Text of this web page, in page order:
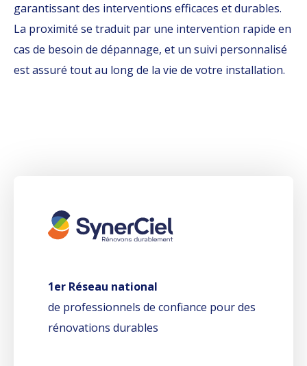
garantissant des interventions efficaces et durables.
La proximité se traduit par une intervention rapide en
cas de besoin de dépannage, et un suivi personnalisé
est assuré tout au long de la vie de votre installation.
1er Réseau national
de professionnels de confiance pour des
rénovations durables